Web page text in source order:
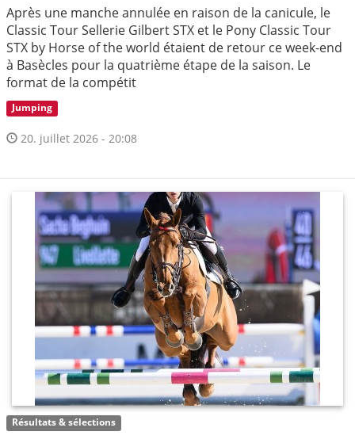
Après une manche annulée en raison de la canicule, le
Classic Tour Sellerie Gilbert STX et le Pony Classic Tour
STX by Horse of the world étaient de retour ce week-end
à Basècles pour la quatrième étape de la saison. Le
format de la compétit
Jumping
20. juillet 2026 - 20:08
Résultats & sélections